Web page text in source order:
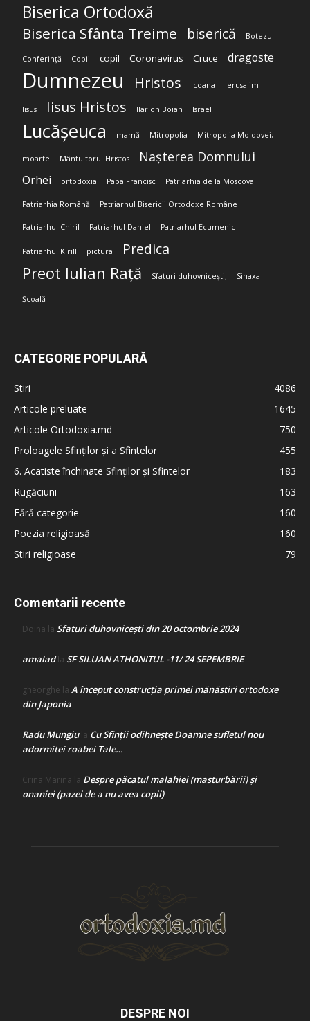
Biserica Ortodoxă
Biserica Sfânta Treime biserică Botezul
Conferință Copii copil Coronavirus Cruce dragoste
Dumnezeu Hristos Icoana Ierusalim
Iisus Iisus Hristos Ilarion Boian Israel
Lucășeuca mamă Mitropolia Mitropolia Moldovei;
moarte Mântuitorul Hristos Nașterea Domnului
Orhei ortodoxia Papa Francisc Patriarhia de la Moscova
Patriarhia Română Patriarhul Bisericii Ortodoxe Române
Patriarhul Chiril Patriarhul Daniel Patriarhul Ecumenic
Patriarhul Kirill pictura Predica
Preot Iulian Rață Sfaturi duhovnicești; Sinaxa
Școală
CATEGORIE POPULARĂ
Stiri
4086
Articole preluate
1645
Articole Ortodoxia.md
750
Proloagele Sfinților și a Sfintelor
455
6. Acatiste închinate Sfinților și Sfintelor
183
Rugăciuni
163
Fără categorie
160
Poezia religioasă
160
Stiri religioase
79
Comentarii recente
Doina la Sfaturi duhovnicești din 20 octombrie 2024
amaladla SF SILUAN ATHONITUL -11/ 24 SEPEMBRIE
gheorghe la A început construcţia primei mănăstiri ortodoxe
din Japonia
Radu Mungiula Cu Sfinții odihnește Doamne sufletul nou
adormitei roabei Tale…
Crina Marina la Despre păcatul malahiei (masturbării) şi
onaniei (pazei de a nu avea copii)
DESPRE NOI